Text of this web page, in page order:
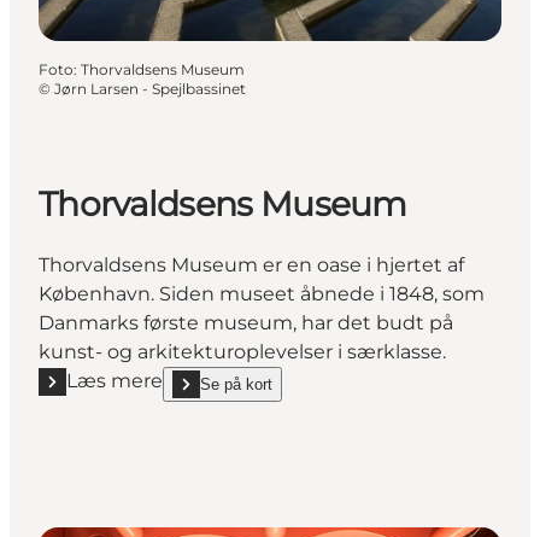
Foto: Thorvaldsens Museum
© Jørn Larsen - Spejlbassinet
Thorvaldsens Museum
Thorvaldsens Museum er en oase i hjertet af
København. Siden museet åbnede i 1848, som
Danmarks første museum, har det budt på
kunst- og arkitekturoplevelser i særklasse.
Læs mere
Læs mere "Thorvaldsens Museum"
Se på kort
show Thorvaldsens Museum on_map